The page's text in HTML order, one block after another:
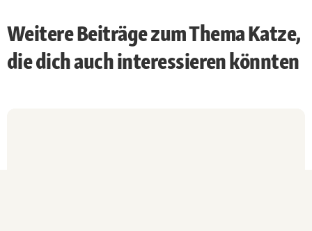
Weitere Beiträge zum Thema Katze,
die dich auch interessieren könnten